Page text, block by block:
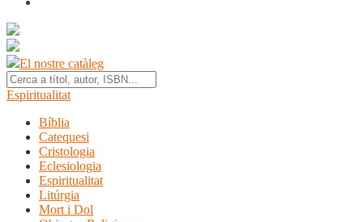
El nostre catàleg
Espiritualitat
Bíblia
Catequesi
Cristologia
Eclesiologia
Espiritualitat
Litúrgia
Mort i Dol